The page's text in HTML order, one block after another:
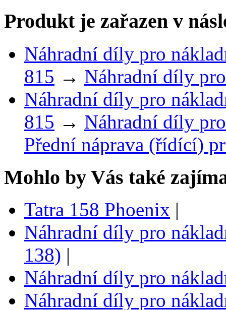
Produkt je zařazen v
Náhradní díly pro
815 → Náhradní díly
Náhradní díly pro
815 → Náhradní díly
Přední náprava (řídící)
Mohlo by Vás také
Tatra 158 Phoenix |
Náhradní díly pro
138) |
Náhradní díly pro
Náhradní díly pro